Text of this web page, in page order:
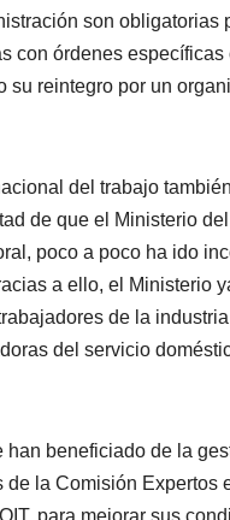
son obligatorias
con órdenes
reintegro por un
del trabajo
de que el Ministerio
poco a poco ha ido
a ello, el Ministerio
de la
del servicio
beneficiado de la
la Comisión Expertos
para mejorar sus